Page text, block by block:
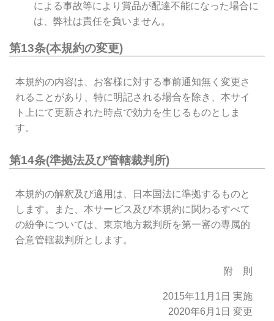
による事故等により賞品が配達不能になった場合に
は、弊社は責任を負いません。
第13条(本規約の変更)
本規約の内容は、お客様に対する事前通知無く変更さ
れることがあり、特に明記される場合を除き、本サイ
ト上にて更新された時点で効力を生じるものとしま
す。
第14条(準拠法及び管轄裁判所)
本規約の解釈及び適用は、日本国法に準拠するものと
します。また、本サービス及び本規約に関わるすべて
の紛争については、東京地方裁判所を第一審の専属的
合意管轄裁判所とします。
附 則
2015年11月1日 実施
2020年6月1日 変更